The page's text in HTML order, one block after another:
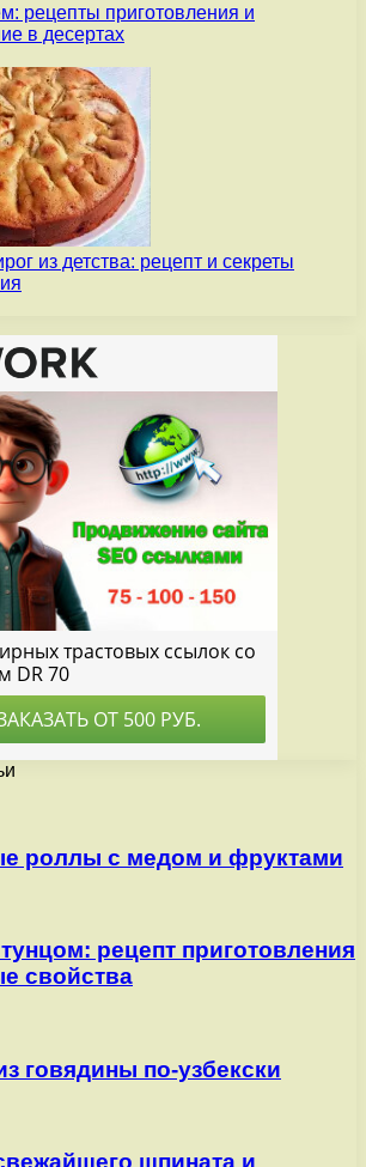
рецепты приготовления и
в десертах
из детства: рецепт и секреты
роллы с медом и фруктами
рецепт приготовления
свойства
говядины по-узбекски
шпината и